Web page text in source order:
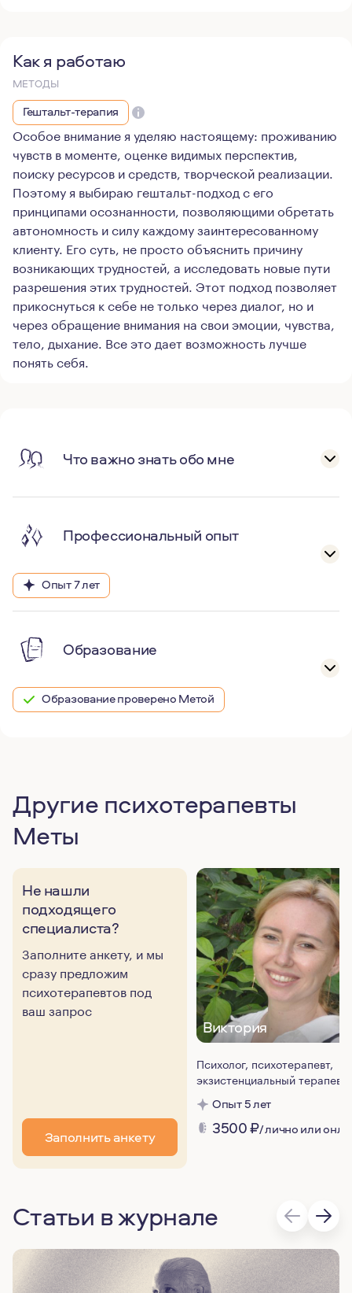
Как я работаю
МЕТОДЫ
Гештальт-терапия
Особое внимание я уделяю настоящему: проживанию
чувств в моменте, оценке видимых перспектив,
поиску ресурсов и средств, творческой реализации.
Поэтому я выбираю гештальт-подход с его
принципами осознанности, позволяющими обретать
автономность и силу каждому заинтересованному
клиенту. Его суть, не просто объяснить причину
возникающих трудностей, а исследовать новые пути
разрешения этих трудностей. Этот подход позволяет
прикоснуться к себе не только через диалог, но и
через обращение внимания на свои эмоции, чувства,
тело, дыхание. Все это дает возможность лучше
понять себя.
Что важно знать обо мне
Профессиональный опыт
Опыт 7 лет
Образование
Образование проверено Метой
Другие психотерапевты
Меты
Не нашли
подходящего
специалиста?
Заполните анкету, и мы
сразу предложим
психотерапевтов под
ваш запрос
Заполнить анкету
Виктория
Психолог, психотерапевт,
экзистенциальный терапевт
Опыт 5 лет
3500₽/ лично или
Статьи в журнале